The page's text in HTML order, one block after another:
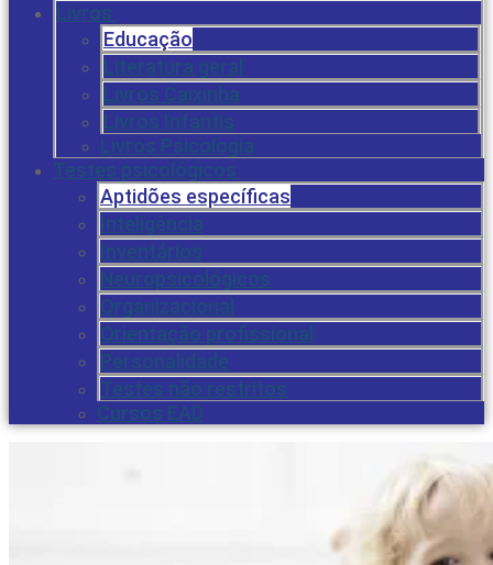
Livros
Educação
Literatura geral
Livros Caixinha
Livros Infantis
Livros Psicologia
Testes psicológicos
Aptidões específicas
Inteligência
Inventários
Neuropsicológicos
Organizacional
Orientação profissional
Personalidade
Testes não restritos
Cursos EAD